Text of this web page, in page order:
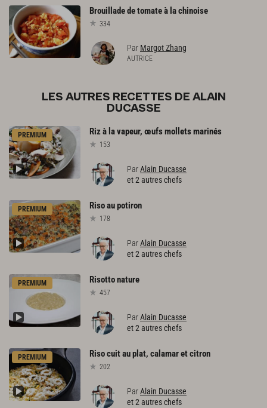
Brouilladedetomateà lachinoise
334
Par Margot Zhang
AUTRICE
LES AUTRES RECETTES DE ALAIN
DUCASSE
PREMIUM Rizà lavapeur, œufsmolletsmarinés
153
ParAlain Ducasse
et 2 autres chefs
PREMIUM Risoaupotiron
178
ParAlain Ducasse
et 2 autres chefs
PREMIUM Risottonature
457
ParAlain Ducasse
et 2 autres chefs
PREMIUM Risocuitauplat, calamaretcitron
202
ParAlain Ducasse
et 2 autres chefs